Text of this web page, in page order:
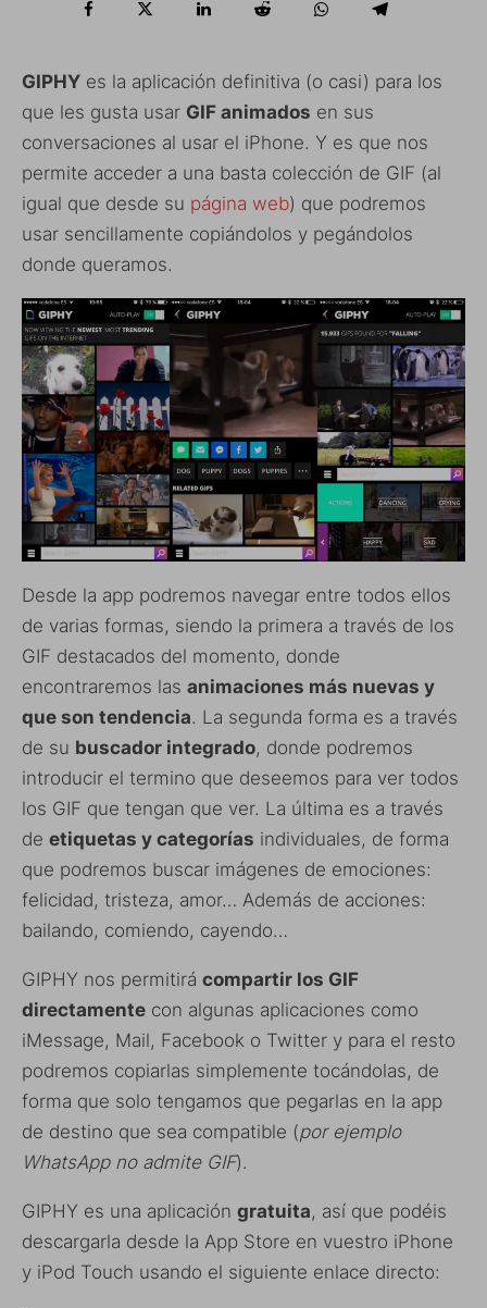
GIPHY es la aplicación definitiva (o casi) para los
que les gusta usar GIF animados en sus
conversaciones al usar el iPhone. Y es que nos
permite acceder a una basta colección de GIF (al
igual que desde su página web) que podremos
usar sencillamente copiándolos y pegándolos
donde queramos.
Desde la app podremos navegar entre todos ellos
de varias formas, siendo la primera a través de los
GIF destacados del momento, donde
encontraremos las animaciones más nuevas y
que son tendencia. La segunda forma es a través
de su buscador integrado, donde podremos
introducir el termino que deseemos para ver todos
los GIF que tengan que ver. La última es a través
de etiquetas y categorías individuales, de forma
que podremos buscar imágenes de emociones:
felicidad, tristeza, amor… Además de acciones:
bailando, comiendo, cayendo…
GIPHY nos permitirá compartir los GIF
directamente con algunas aplicaciones como
iMessage, Mail, Facebook o Twitter y para el resto
podremos copiarlas simplemente tocándolas, de
forma que solo tengamos que pegarlas en la app
de destino que sea compatible (por ejemplo
WhatsApp no admite GIF).
GIPHY es una aplicación gratuita, así que podéis
descargarla desde la App Store en vuestro iPhone
y iPod Touch usando el siguiente enlace directo: